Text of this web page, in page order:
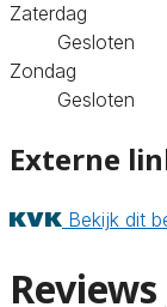
Zaterdag
Gesloten
Zondag
Gesloten
Externe
Bekijk dit